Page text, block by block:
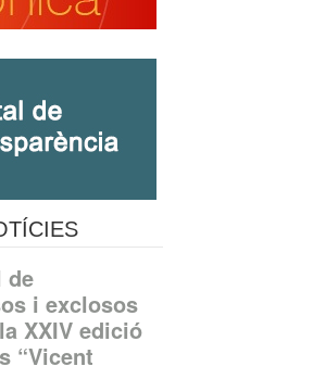
de
i exclosos
XXIV edició
“Vicent